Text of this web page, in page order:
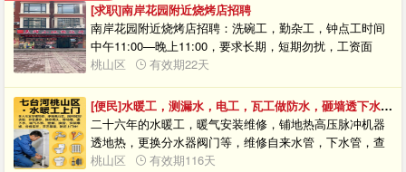
[求职]南岸花园附近烧烤店招聘
南岸花园附近烧烤店招聘：洗碗工，勤杂工，钟点工时间
中午11:00—晚上11:00，要求长期，短期勿扰，工资面
谈。电话☎️微信同步：14745676939
桃山区 有效期22天
[便民]水暖工，测漏水，电工，瓦工做防水，砸墙透下水，刮大白木工，钻眼。
二十六年的水暖工，暖气安装维修，铺地热高压脉冲机器
透地热，更换分水器阀门等，维修自来水管，下水管，查
漏点，暖气地热打压，洁具安装维修等，专业电工，新旧
桃山区 有效期116天